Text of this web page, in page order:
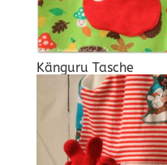
Känguru Tasche